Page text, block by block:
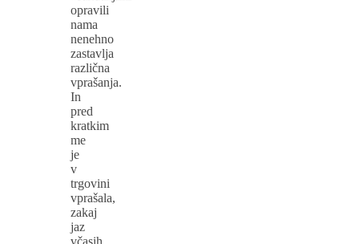
opravili
nama
nenehno
zastavlja
različna
vprašanja.
In
pred
kratkim
me
je
v
trgovini
vprašala,
zakaj
jaz
včasih